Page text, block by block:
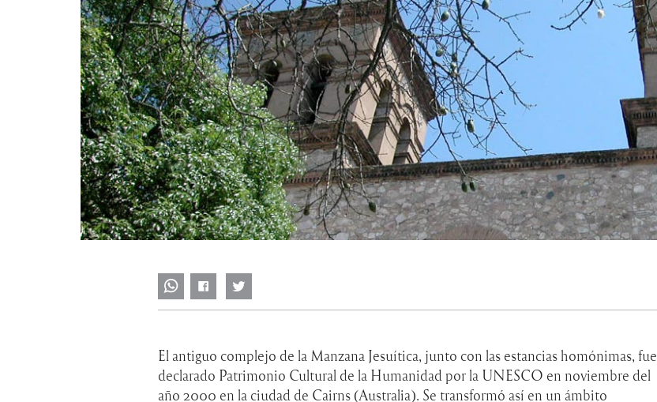
El antiguo complejo de la Manzana Jesuítica, junto con las estancias homónimas, fue
declarado Patrimonio Cultural de la Humanidad por la UNESCO en noviembre del
año 2000 en la ciudad de Cairns (Australia). Se transformó así en un ámbito